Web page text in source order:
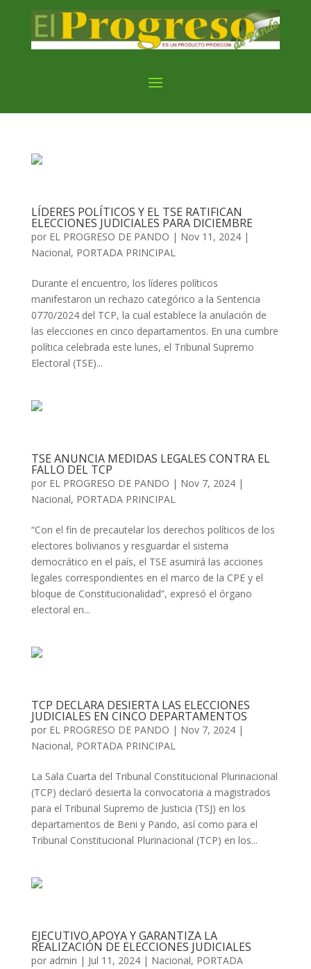
LÍDERES POLÍTICOS Y EL TSE RATIFICAN
ELECCIONES JUDICIALES PARA DICIEMBRE
por EL PROGRESO DE PANDO | Nov 11, 2024|
Nacional, PORTADA PRINCIPAL
Durante el encuentro, los líderes políticos
manifestaron un rechazo categórico a la Sentencia
0770/2024 del TCP, la cual establece la anulación de
las elecciones en cinco departamentos. En una cumbre
política celebrada este lunes, el Tribunal Supremo
Electoral (TSE)...
TSE ANUNCIA MEDIDAS LEGALES CONTRA EL
FALLO DEL TCP
por EL PROGRESO DE PANDO | Nov 7, 2024|
Nacional, PORTADA PRINCIPAL
“Con el fin de precautelar los derechos políticos de los
electores bolivianos y resguardar el sistema
democrático en el país, el TSE asumirá las acciones
legales correspondientes en el marco de la CPE y el
bloque de Constitucionalidad”, expresó el órgano
electoral en...
TCP DECLARA DESIERTA LAS ELECCIONES
JUDICIALES EN CINCO DEPARTAMENTOS
por EL PROGRESO DE PANDO | Nov 7, 2024|
Nacional, PORTADA PRINCIPAL
La Sala Cuarta del Tribunal Constitucional Plurinacional
(TCP) declaró desierta la convocatoria a magistrados
para el Tribunal Supremo de Justicia (TSJ) en los
departamentos de Beni y Pando, así como para el
Tribunal Constitucional Plurinacional (TCP) en los...
EJECUTIVO APOYA Y GARANTIZA LA
REALIZACIÓN DE ELECCIONES JUDICIALES
por admin | Jul 11, 2024| Nacional, PORTADA